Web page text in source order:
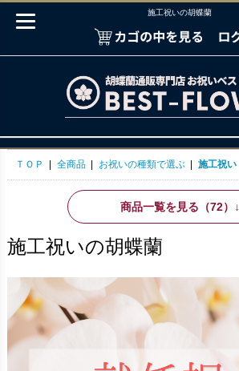
施工祝いの胡蝶蘭
ＴＯＰ 全商品 お祝いの種類で選ぶ 施工祝い
商品一覧を見る（72） ↓
施工祝いの胡蝶蘭